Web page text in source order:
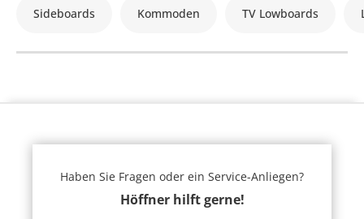
Sideboards Kommoden TV Lowboards
Haben Sie Fragen oder ein Service-Anliegen?
Höffner hilft gerne!